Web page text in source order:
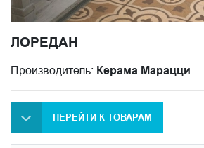
ЛОРЕДАН
Производитель: Керама Марацци
ПЕРЕЙТИ К ТОВАРАМ